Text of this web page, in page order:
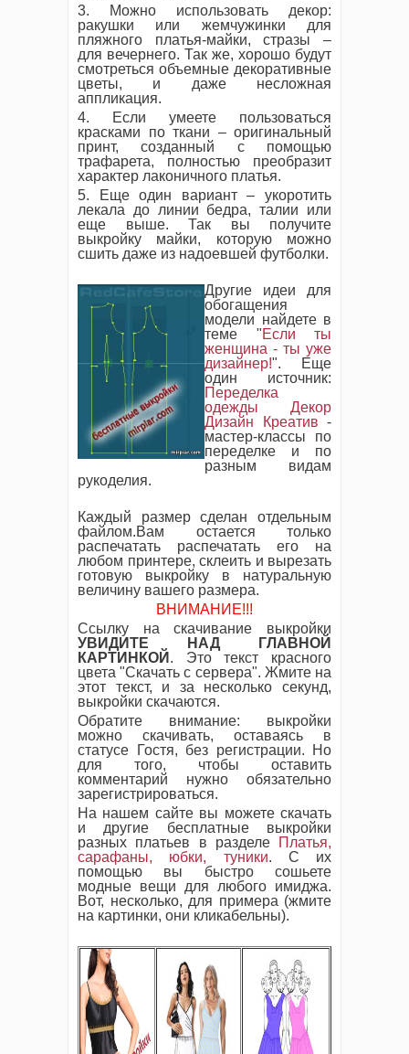
3. Можно использовать декор:
ракушки или жемчужинки для
пляжного платья-майки, стразы –
для вечернего. Так же, хорошо будут
смотреться объемные декоративные
цветы, и даже несложная
аппликация.
4. Если умеете пользоваться
красками по ткани – оригинальный
принт, созданный с помощью
трафарета, полностью преобразит
характер лаконичного платья.
5. Еще один вариант – укоротить
лекала до линии бедра, талии или
еще выше. Так вы получите
выкройку майки, которую можно
сшить даже из надоевшей футболки.
Другие идеи для
обогащения
модели найдете в
теме "Если ты
женщина - ты уже
дизайнер!". Еще
один источник:
Переделка
одежды Декор
Дизайн Креатив -
мастер-классы по
переделке и по
разным видам
рукоделия.
Каждый размер сделан отдельным
файлом.Вам остается только
распечатать распечатать его на
любом принтере, склеить и вырезать
готовую выкройку в натуральную
величину вашего размера.
ВНИМАНИЕ!!!
Ссылку на скачивание выкройки
УВИДИТЕ НАД ГЛАВНОЙ
КАРТИНКОЙ . Это текст красного
цвета "Скачать с сервера". Жмите на
этот текст, и за несколько секунд,
выкройки скачаются.
Обратите внимание: выкройки
можно скачивать, оставаясь в
статусе Гостя, без регистрации. Но
для того, чтобы оставить
комментарий нужно обязательно
зарегистрироваться.
На нашем сайте вы можете скачать
и другие бесплатные выкройки
разных платьев в разделе
Платья,
сарафаны, юбки, туники. С их
помощью вы быстро сошьете
модные вещи для любого имиджа.
Вот, несколько, для примера (жмите
на картинки, они кликабельны).